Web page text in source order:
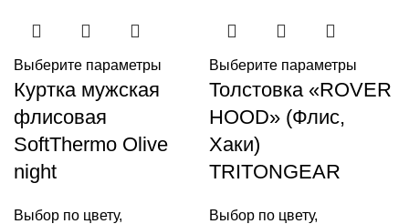
Выберите параметры
Куртка мужская
флисовая
SoftThermo Olive
night
Выбор по цвету,
Выберите параметры
Толстовка «ROVER
HOOD» (Флис,
Хаки)
TRITONGEAR
Выбор по цвету,